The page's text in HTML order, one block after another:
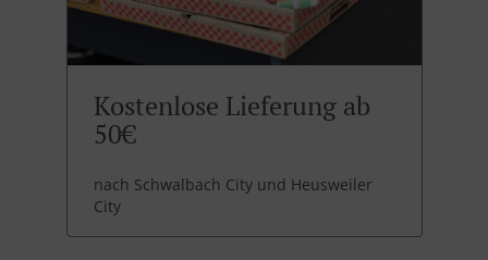
Kostenlose Lieferung ab
50€
nach Schwalbach City und Heusweiler
City